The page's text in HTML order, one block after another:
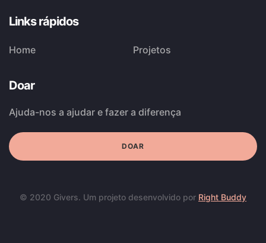
Links rápidos
Home Projetos
Doar
Ajuda-nos a ajudar e fazer a diferença
DOAR
© 2020 Givers. Um projeto desenvolvido por Right Buddy